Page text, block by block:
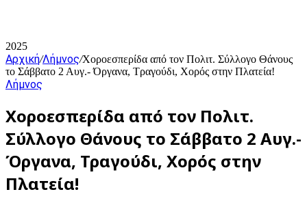
2025
Αρχική/Λήμνος/Χοροεσπερίδα από τον Πολιτ. Σύλλογο Θάνους
το Σάββατο 2 Αυγ.- Όργανα, Τραγούδι, Χορός στην Πλατεία!
Λήμνος
Χοροεσπερίδα από τον Πολιτ.
Σύλλογο Θάνους το Σάββατο 2 Αυγ.-
Όργανα, Τραγούδι, Χορός στην
Πλατεία!